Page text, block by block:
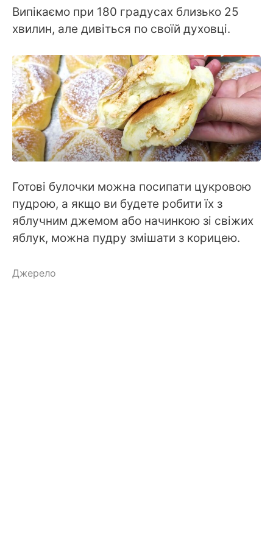
Випікаємо при 180 градусах близько 25
хвилин, але дивіться по своїй духовці.
Готові булочки можна посипати цукровою
пудрою, а якщо ви будете робити їх з
яблучним джемом або начинкою зі свіжих
яблук, можна пудру змішати з корицею.
Джерело